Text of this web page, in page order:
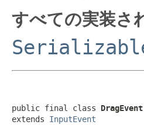
すべての実装さ
public final class DragEvent
extends InputEvent